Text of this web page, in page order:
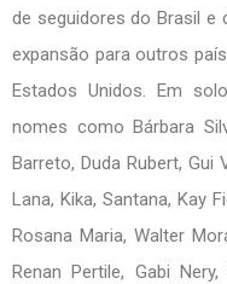
de seguidores do Brasil e
expansão para outros
Estados Unidos. Em
nomes como Bárbara
Barreto, Duda Rubert, Gui
Lana, Kika, Santana, Kay
Rosana Maria, Walter
Renan Pertile, Gabi